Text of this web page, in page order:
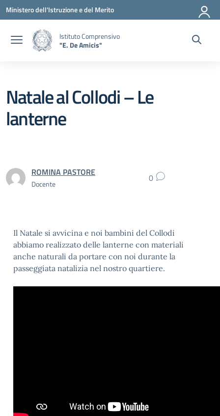
Vai ai contenuti
Vai al menu di navigazione
Vai al footer
Ministero dell'Istruzione e del Merito
Istituto Comprensivo
"E. De Amicis"
Natale al Collodi – Le
lanterne
ROMINA PASTORE
Docente 0
Il Natale si avvicina e noi bambini del Collodi
abbiamo realizzato delle lanterne con materiali
anche naturali da portare con noi durante la
passeggiata natalizia nel nostro quartiere.